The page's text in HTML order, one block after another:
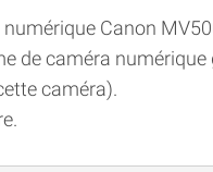
Canon
de caméra
caméra).